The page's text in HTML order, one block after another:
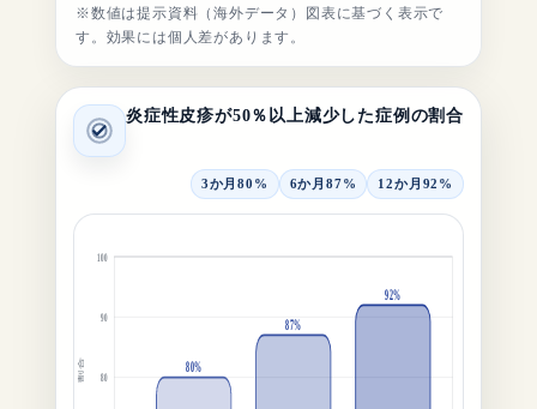
※数値は提示資料（海外データ）図表に基づく表示で
す。効果には個人差があります。
炎症性皮疹が50％以上減少した症例の割合
3か月80% 6か月 87% 12か月 92%
100
90
80
割合 80%
87%
92%